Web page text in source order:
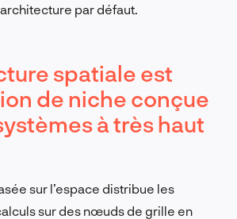
par défaut.
spatiale est
de niche conçue
à très haut
sur l’espace distribue les
sur des nœuds de grille en